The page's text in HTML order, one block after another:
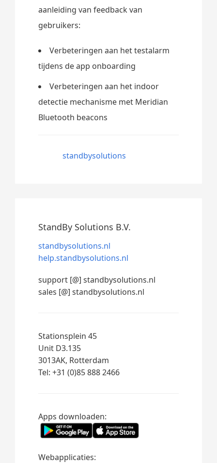
aanleiding van feedback van
gebruikers:
Verbeteringen aan het testalarm
tijdens de app onboarding
Verbeteringen aan het indoor
detectie mechanisme met Meridian
Bluetooth beacons
standbysolutions
StandBy Solutions B.V.
standbysolutions.nl
help.standbysolutions.nl
support [@] standbysolutions.nl
sales [@] standbysolutions.nl
Stationsplein 45
Unit D3.135
3013AK, Rotterdam
Tel: +31 (0)85 888 2466
Apps downloaden:
Webapplicaties: